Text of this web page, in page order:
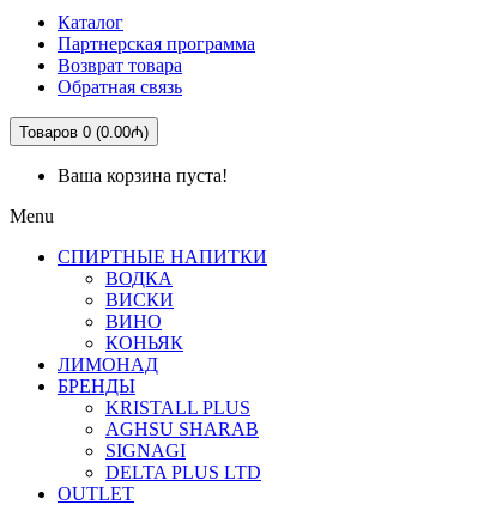
Каталог
Партнерская программа
Возврат товара
Обратная связь
Товаров 0 (0.00₼)
Ваша корзина пуста!
Menu
СПИРТНЫЕ НАПИТКИ
ВОДКА
ВИСКИ
ВИНО
КОНЬЯК
ЛИМОНАД
БРЕНДЫ
KRISTALL PLUS
AGHSU SHARAB
SIGNAGI
DELTA PLUS LTD
OUTLET